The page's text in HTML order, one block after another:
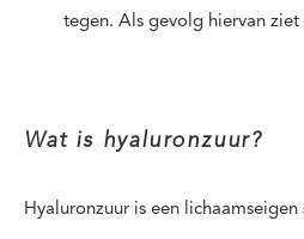
tegen. Als gevolg hiervan ziet
Wat is hyaluronzuur?
Hyaluronzuur is een